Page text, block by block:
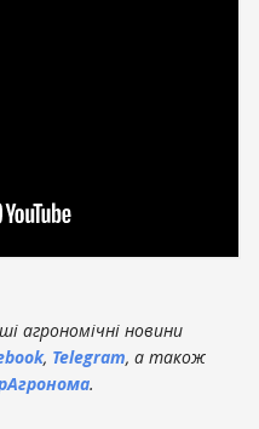
агрономічні новини
, Telegram, а також
.